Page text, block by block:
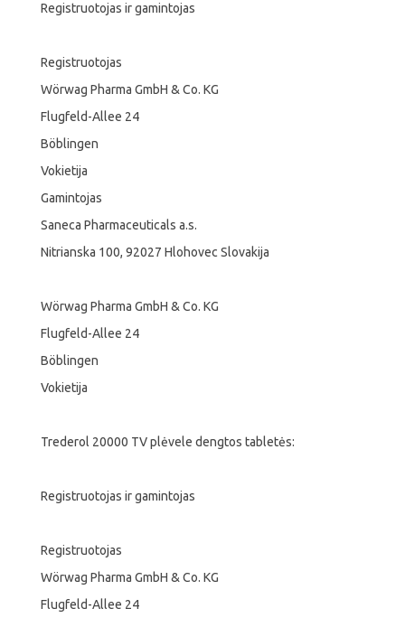
Registruotojas ir gamintojas
Registruotojas
Wörwag Pharma GmbH & Co. KG
Flugfeld-Allee 24
Böblingen
Vokietija
Gamintojas
Saneca Pharmaceuticals a.s.
Nitrianska 100, 92027 Hlohovec Slovakija
Wörwag Pharma GmbH & Co. KG
Flugfeld-Allee 24
Böblingen
Vokietija
Trederol 20000 TV plėvele dengtos tabletės:
Registruotojas ir gamintojas
Registruotojas
Wörwag Pharma GmbH & Co. KG
Flugfeld-Allee 24